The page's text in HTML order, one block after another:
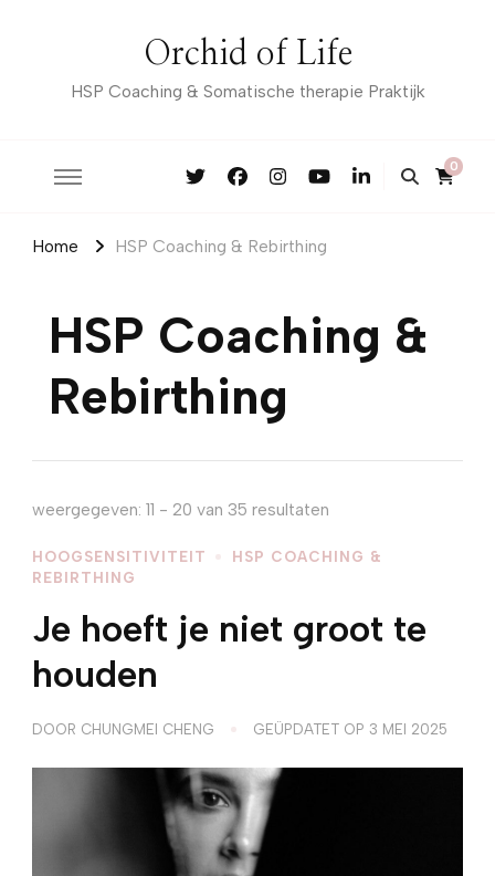
Orchid of Life
HSP Coaching & Somatische therapie Praktijk
0
Home HSP Coaching & Rebirthing
HSP Coaching &
Rebirthing
weergegeven: 11 - 20 van 35 resultaten
HOOGSENSITIVITEIT
HSP COACHING &
REBIRTHING
Je hoeft je niet groot te
houden
DOOR CHUNGMEI CHENG GEÜPDATET OP 3 MEI 2025